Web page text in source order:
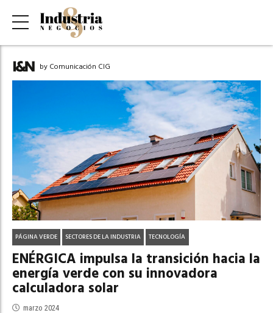
by Comunicación CIG
PÁGINA VERDE SECTORES DE LA INDUSTRIA TECNOLOGÍA
ENÉRGICA impulsa la transición hacia la
energía verde con su innovadora
calculadora solar
marzo 2024